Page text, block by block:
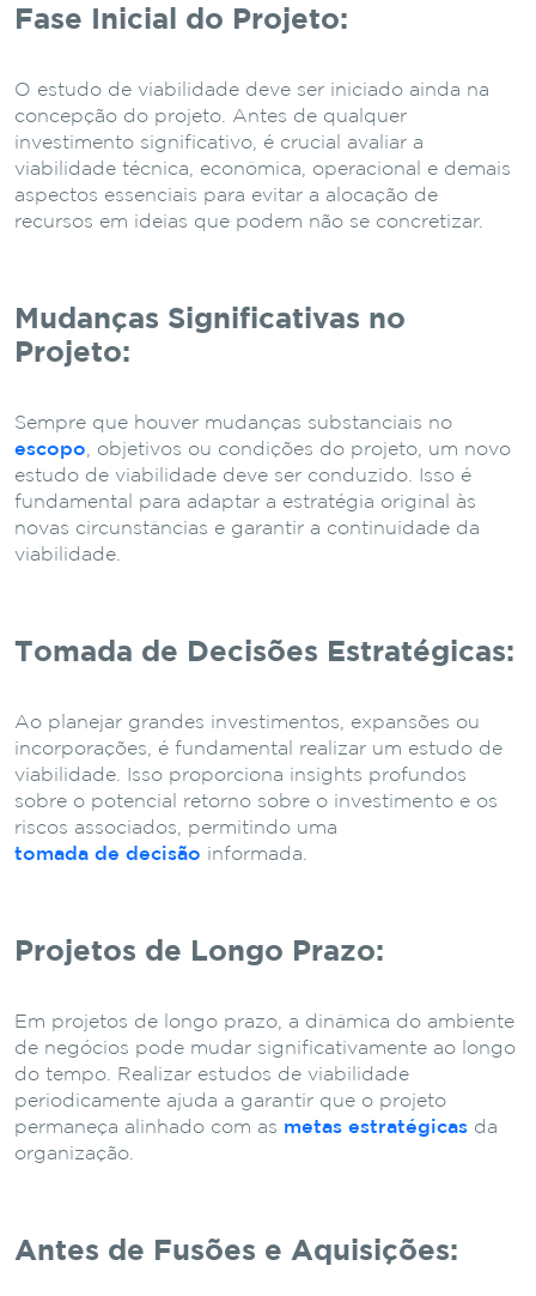
Fase Inicial do Projeto:
O estudo de viabilidade deve ser iniciado ainda na
concepção do projeto. Antes de qualquer
investimento significativo, é crucial avaliar a
viabilidade técnica, econômica, operacional e demais
aspectos essenciais para evitar a alocação de
recursos em ideias que podem não se concretizar.
Mudanças Significativas no
Projeto:
Sempre que houver mudanças substanciais no
escopo , objetivos ou condições do projeto, um novo
estudo de viabilidade deve ser conduzido. Isso é
fundamental para adaptar a estratégia original às
novas circunstâncias e garantir a continuidade da
viabilidade.
Tomada de Decisões Estratégicas:
Ao planejar grandes investimentos, expansões ou
incorporações, é fundamental realizar um estudo de
viabilidade. Isso proporciona insights profundos
sobre o potencial retorno sobre o investimento e os
riscos associados, permitindo uma
tomada de decisão informada.
Projetos de Longo Prazo:
Em projetos de longo prazo, a dinâmica do ambiente
de negócios pode mudar significativamente ao longo
do tempo. Realizar estudos de viabilidade
periodicamente ajuda a garantir que o projeto
permaneça alinhado com as metas estratégicas da
organização.
Antes de Fusões e Aquisições: